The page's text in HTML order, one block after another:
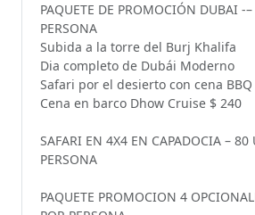
PAQUETE DE PROMOCIÓN DUBAI -
PERSONA
Subida a la torre del Burj Khalifa
Dia completo de Dubái Moderno
Safari por el desierto con cena BBQ
Cena en barco Dhow Cruise $ 240
SAFARI EN 4X4 EN CAPADOCIA – 80
PERSONA
PAQUETE PROMOCION 4